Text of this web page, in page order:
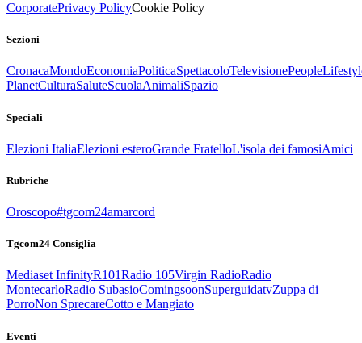
CorporatePrivacy PolicyCookie Policy
Sezioni
CronacaMondoEconomiaPoliticaSpettacoloTelevisionePeople
PlanetCulturaSaluteScuolaAnimaliSpazio
Speciali
Elezioni ItaliaElezioni esteroGrande FratelloL'isola dei famosiAmici
Rubriche
Oroscopo#tgcom24amarcord
Tgcom24 Consiglia
Mediaset InfinityR101Radio 105Virgin RadioRadio
MontecarloRadio SubasioComingsoonSuperguidatvZuppa di
PorroNon SprecareCotto e Mangiato
Eventi